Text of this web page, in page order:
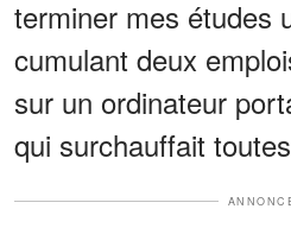
terminer mes études
cumulant deux
sur un ordinateur
qui surchauffait